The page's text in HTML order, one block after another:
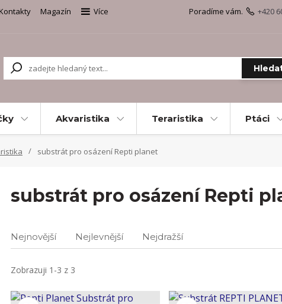
Magazín
Více
Poradíme vám. +420
Akvaristika Teraristika Ptáci
substrát pro osázení Repti planet
substrát pro osázení Repti
Nejnovější Nejlevnější Nejdražší
Zobrazuji 1-3 z 3